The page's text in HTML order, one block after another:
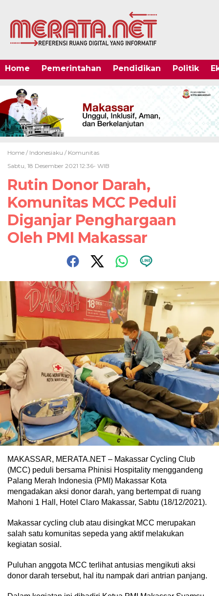
Home Pemerintahan Pendidikan Politik
Home / Indonesiaku / Komunitas
Sabtu, 18 Desember 2021 12:36- WIB
Rutin Donor Darah,
Komunitas MCC Peduli
Diganjar Penghargaan
Oleh PMI Makassar
MAKASSAR, MERATA.NET – Makassar Cycling Club
(MCC) peduli bersama Phinisi Hospitality menggandeng
Palang Merah Indonesia (PMI) Makassar Kota
mengadakan aksi donor darah, yang bertempat di ruang
Mahoni 1 Hall, Hotel Claro Makassar, Sabtu (18/12/2021).
Makassar cycling club atau disingkat MCC merupakan
salah satu komunitas sepeda yang aktif melakukan
kegiatan sosial.
Puluhan anggota MCC terlihat antusias mengikuti aksi
donor darah tersebut, hal itu nampak dari antrian panjang.